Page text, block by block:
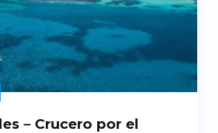
– Crucero por el